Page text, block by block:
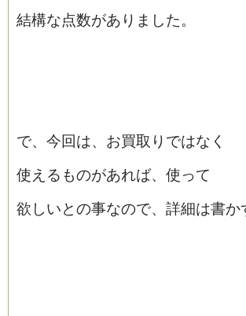
結構な点数がありました。
で、今回は、お買取りではなく
使えるものがあれば、使って
欲しいとの事なので、詳細は書か